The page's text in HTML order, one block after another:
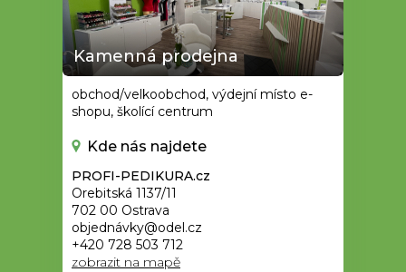
Kamenná prodejna
obchod/velkoobchod, výdejní místo e-
shopu, školící centrum
Kde nás najdete
PROFI-PEDIKURA.cz
Orebitská 1137/11
702 00 Ostrava
objednávky@odel.cz
+420 728 503 712
zobrazit na mapě